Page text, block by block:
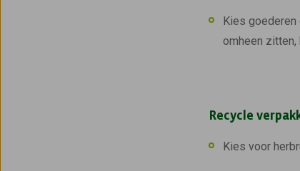
Kies
omheen
Recycle
Kies voor